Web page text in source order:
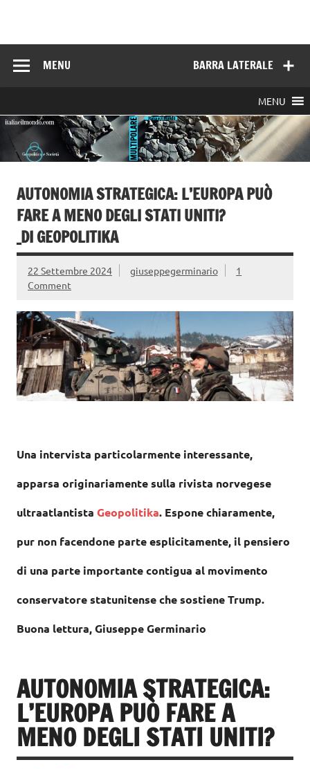
BARRA LATERALE
MENU
MENU
AUTONOMIA STRATEGICA: L’EUROPA PUÒ
FARE A MENO DEGLI STATI UNITI?
_DI GEOPOLITIKA
22 Settembre 2024 giuseppegerminario
1
Comment
Una intervista particolarmente interessante,
apparsa originariamente sulla rivista norvegese
ultraatlantista Geopolitika. Espone chiaramente,
pur non facendone parte esplicitamente, il pensiero
di una parte importante contigua al movimento
conservatore statunitense che sostiene Trump.
Buona lettura, Giuseppe Germinario
AUTONOMIA STRATEGICA:
L’EUROPA PUÒ FARE A
MENO DEGLI STATI UNITI?